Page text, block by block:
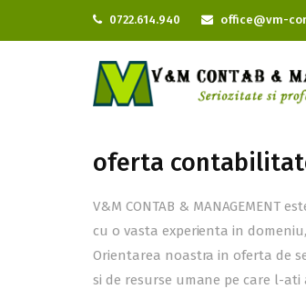
0722.614.940 office@vm-
oferta
V&M CONTAB &
cu o vasta experienta in
Orientarea noastra in oferta de
si de resurse umane pe care l-